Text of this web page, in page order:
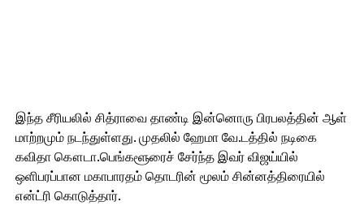
இந்த சீரியலில் சித்ராவை தாண்டி இன்னொரு பிரபலத்தின் ஆள்
மாற்றமும் நடந்துள்ளது. முதலில் ஹேமா வே.டத்தில் நடிகை
கவிதா கௌடா.பெங்களூரைச் சேர்ந்த இவர் விஜய்யில்
ஒளிபரப்பான மகாபாரதம் தொடரின் மூலம் சின்னத்திரையில்
என்ட்ரி கொடுத்தார்.